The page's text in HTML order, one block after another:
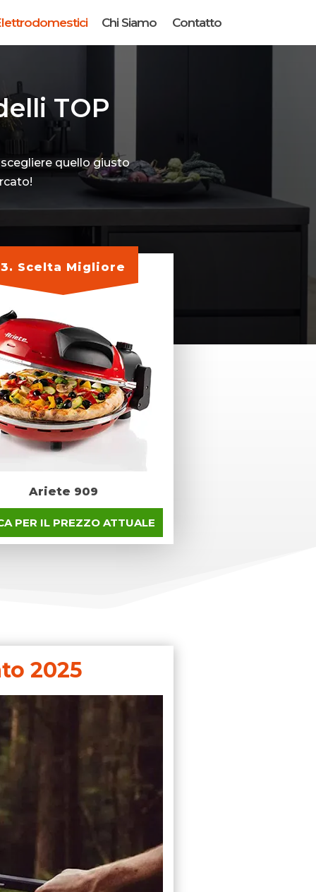
Chi Siamo Contatto
TOP
quello giusto
3. Scelta Migliore
Ariete 909
PER IL PREZZO ATTUALE
2025